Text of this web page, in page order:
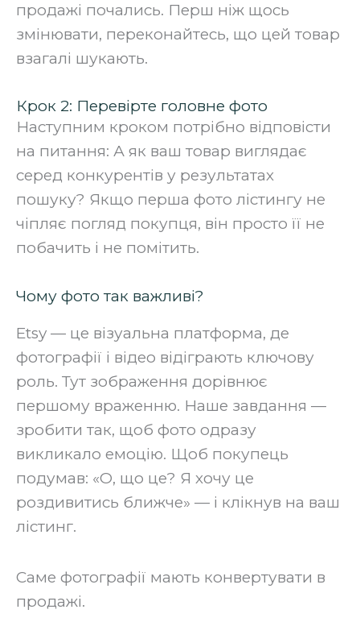
продажі почались. Перш ніж щось
змінювати, переконайтесь, що цей товар
взагалі шукають.
Крок 2: Перевірте головне фото
Наступним кроком потрібно відповісти
на питання: А як ваш товар виглядає
серед конкурентів у результатах
пошуку? Якщо перша фото лістингу не
чіпляє погляд покупця, він просто її не
побачить і не помітить.‍
Чому фото так важливі?
Etsy — це візуальна платформа, де
фотографії і відео відіграють ключову
роль. Тут зображення дорівнює
першому враженню. Наше завдання —
зробити так, щоб фото одразу
викликало емоцію. Щоб покупець
подумав: «О, що це? Я хочу це
роздивитись ближче» — і клікнув на ваш
лістинг.‍
Саме фотографії мають конвертувати в
продажі.‍